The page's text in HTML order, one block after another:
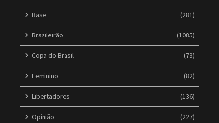
Base (281)
Brasileirão (1085)
Copa do Brasil (73)
Feminino (82)
Libertadores (136)
Opinião (227)